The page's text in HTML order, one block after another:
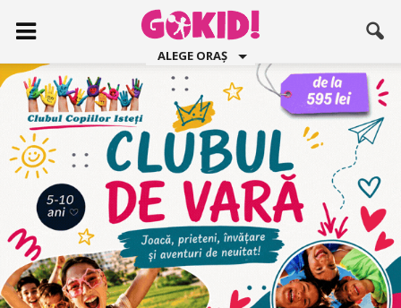
ALEGE ORAȘ